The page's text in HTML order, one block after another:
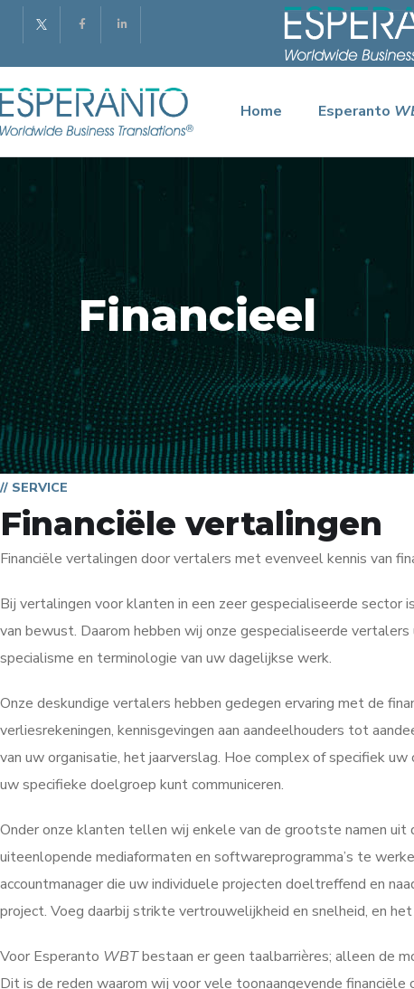
Home Esperanto
Financieel
// SERVICE
Financiële vertalingen
Financiële vertalingen door vertalers met evenveel kennis van
Bij vertalingen voor klanten in een zeer gespecialiseerde sector
van bewust. Daarom hebben wij onze gespecialiseerde
specialisme en terminologie van uw dagelijkse werk.
Onze deskundige vertalers hebben gedegen ervaring met de
verliesrekeningen, kennisgevingen aan aandeelhouders tot
van uw organisatie, het jaarverslag. Hoe complex of specifiek
uw specifieke doelgroep kunt communiceren.
Onder onze klanten tellen wij enkele van de grootste namen
uiteenlopende mediaformaten en softwareprogramma’s te
accountmanager die uw individuele projecten doeltreffend en
project. Voeg daarbij strikte vertrouwelijkheid en snelheid, en
Voor Esperanto WBTbestaan er geen taalbarrières; alleen de
Dit is de reden waarom wij voor vele toonaangevende financiële